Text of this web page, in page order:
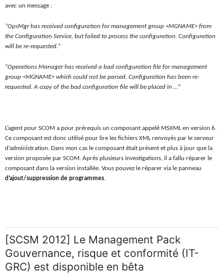
avec un message :
“OpsMgr has received configuration for management group <MGNAME> from
the Configuration Service, but failed to process the configuration. Configuration
will be re-requested.”
“Operations Manager has received a bad configuration file for management
group <MGNAME> which could not be parsed. Configuration has been re-
requested. A copy of the bad configuration file will be placed in …”
L’agent pour SCOM a pour prérequis un composant appelé MSXML en version 6.
Ce composant est donc utilisé pour lire les fichiers XML renvoyés par le serveur
d’administration. Dans mon cas le composant était présent et plus à jour que la
version proposée par SCOM. Après plusieurs investigations, il a fallu réparer le
composant dans la version installée. Vous pouvez le réparer via le panneau
d’ajout/suppression de programmes.
[SCSM 2012] Le Management Pack
Gouvernance, risque et conformité (IT-
GRC) est disponible en bêta